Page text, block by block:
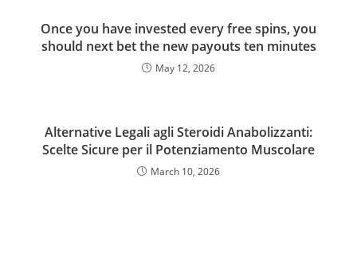
Once you have invested every free spins, you
should next bet the new payouts ten minutes
May 12, 2026
Alternative Legali agli Steroidi Anabolizzanti:
Scelte Sicure per il Potenziamento Muscolare
March 10, 2026